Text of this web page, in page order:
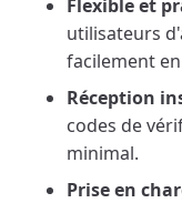
Flexible et
utilisateurs
facilement
Réception
codes de
minimal.
Prise en